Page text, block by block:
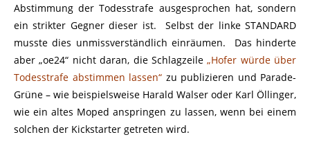
Abstimmung der Todesstrafe ausgesprochen hat, sondern
ein strikter Gegner dieser ist. Selbst der linke STANDARD
musste dies unmissverständlich einräumen. Das hinderte
aber „oe24“ nicht daran, die Schlagzeile„Hofer würde über
Todesstrafe abstimmen lassen“ zu publizieren und Parade-
Grüne – wie beispielsweise Harald Walser oder Karl Öllinger,
wie ein altes Moped anspringen zu lassen, wenn bei einem
solchen der Kickstarter getreten wird.